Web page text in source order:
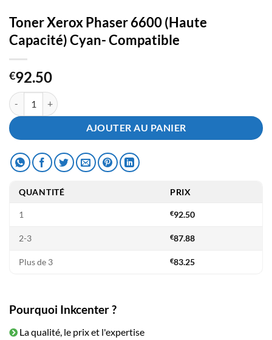
Toner Xerox Phaser 6600 (Haute
Capacité) Cyan- Compatible
€92.50
quantité de Toner Xerox Phaser 6600 (Haute Capacité) Cyan-
AJOUTER AU PANIER
QUANTITÉ PRIX
1 €92.50
2-3 €87.88
Plus de 3 €83.25
Pourquoi Inkcenter ?
La qualité, le prix et l'expertise